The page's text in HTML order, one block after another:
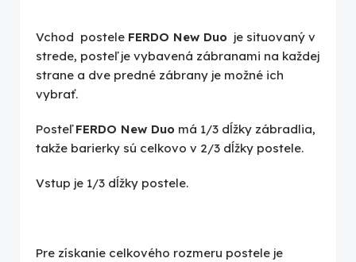
Vchod postele FERDO New Duo je situovaný v
strede, posteľ je vybavená zábranami na každej
strane a dve predné zábrany je možné ich
vybrať.
PosteľFERDO New Duo má 1/3 dĺžky zábradlia,
takže barierky sú celkovo v 2/3 dĺžky postele.
Vstup je 1/3 dĺžky postele.
Pre získanie celkového rozmeru postele je